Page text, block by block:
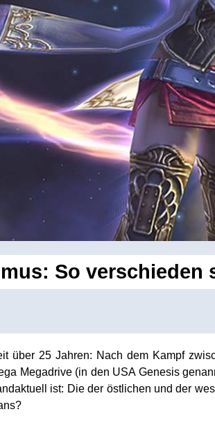
So verschieden
über 25 Jahren: Nach dem Kampf
Megadrive (in den USA Genesis
ist: Die der östlichen und der